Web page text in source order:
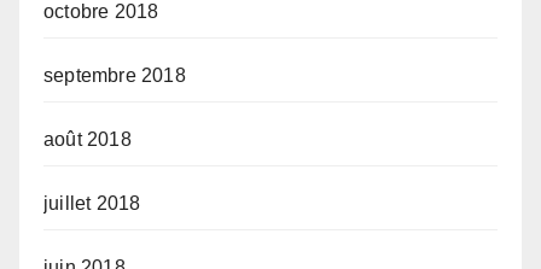
octobre 2018
septembre 2018
août 2018
juillet 2018